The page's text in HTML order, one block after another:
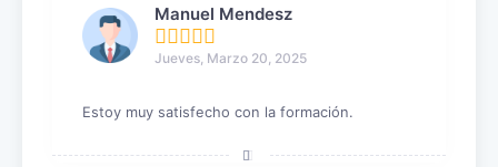
Manuel Mendesz
Jueves, Marzo 20, 2025
Estoy muy satisfecho con la formación.